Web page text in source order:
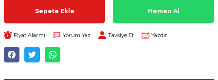
Sepete Ekle Hemen Al
Fiyat Alarmı Yorum Yaz Tavsiye Et Yazdır